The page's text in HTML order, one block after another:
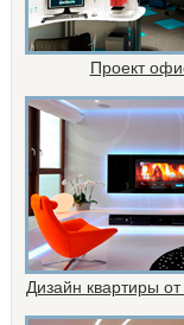
Проект
Дизайн квартиры